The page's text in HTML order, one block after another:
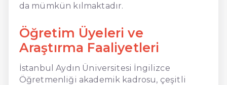
da mümkün kılmaktadır.
Öğretim Üyeleri ve
Araştırma Faaliyetleri
İstanbul Aydın Üniversitesi İngilizce
Öğretmenliği akademik kadrosu, çeşitli